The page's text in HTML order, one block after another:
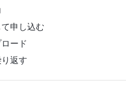
申し込む
ード
返す